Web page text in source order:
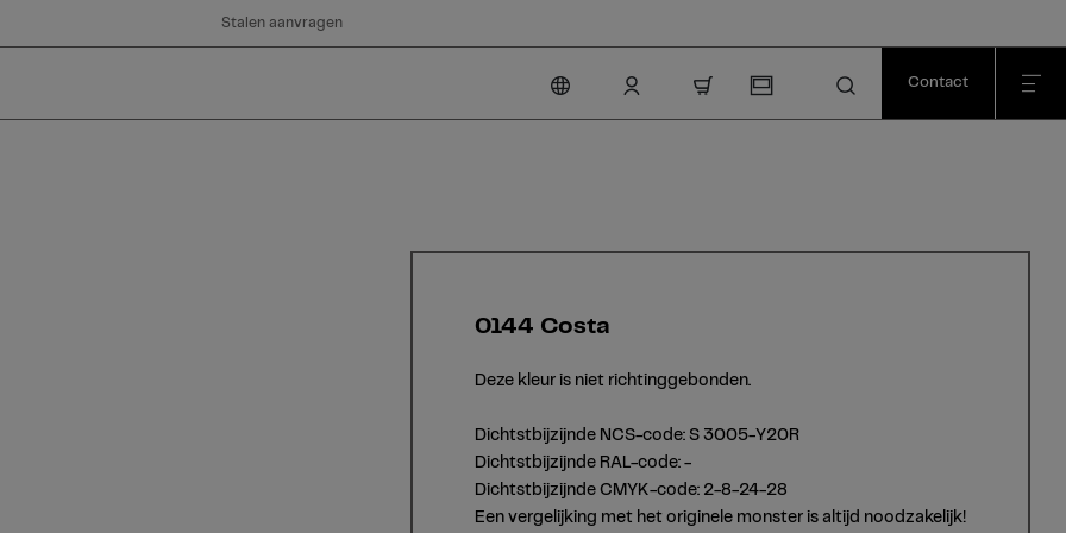
Stalen aanvragen
Contact
0144 Costa
Deze kleur is niet richtinggebonden.
Dichtstbijzijnde NCS-code: S 3005-Y20R
Dichtstbijzijnde RAL-code: -
Dichtstbijzijnde CMYK-code: 2-8-24-28
Een vergelijking met het originele monster is altijd noodzakelijk!